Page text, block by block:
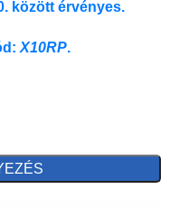
között érvényes.
X10RP.